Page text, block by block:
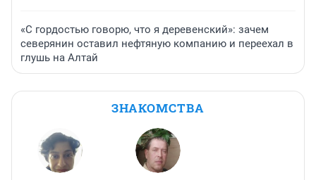
«С гордостью говорю, что я деревенский»: зачем
северянин оставил нефтяную компанию и переехал в
глушь на Алтай
ЗНАКОМСТВА